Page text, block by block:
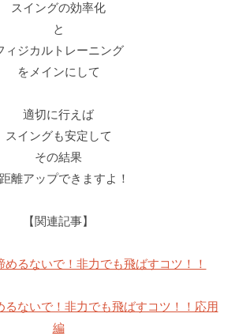
スイングの効率化
と
ィジカルトレーニング
をメインにして
適切に行えば
スイングも安定して
その結果
離アップできますよ！
【関連記事】
るないで！非力でも飛ばすコツ！！
るないで！非力でも飛ばすコツ！！応用
編